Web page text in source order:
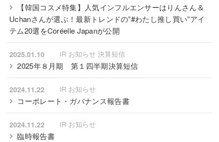
【韓国コスメ特集】人気インフルエンサーはりんさん＆
Uchanさんが選ぶ！最新トレンドの”#わたし推し買い”アイ
テム20選をCoréelle Japanが公開
2025.01.10 IR お知らせ 決算短信
2025年８月期 第１四半期決算短信
2024.11.22 IR お知らせ
コーポレート・ガバナンス報告書
2024.11.22 IR お知らせ
臨時報告書